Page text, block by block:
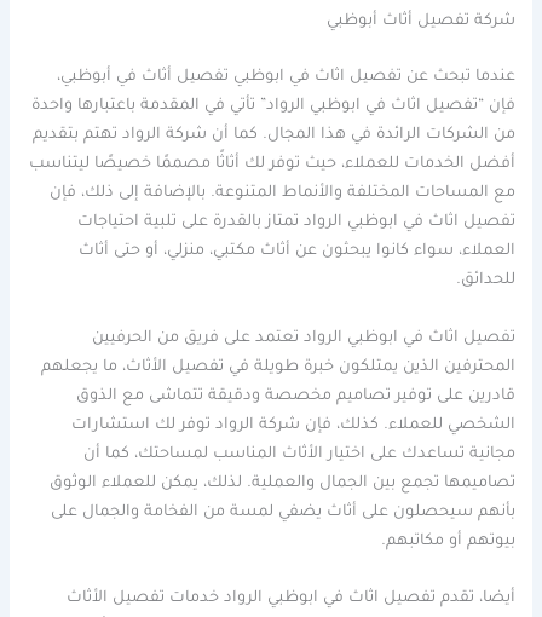
شركة تفصيل أثاث أبوظبي
عندما تبحث عن تفصيل اثاث في ابوظبي تفصيل أثاث في أبوظبي،
فإن “تفصيل اثاث في ابوظبي الرواد” تأتي في المقدمة باعتبارها واحدة
من الشركات الرائدة في هذا المجال. كما أن شركة الرواد تهتم بتقديم
أفضل الخدمات للعملاء، حيث توفر لك أثاثًا مصممًا خصيصًا ليتناسب
مع المساحات المختلفة والأنماط المتنوعة. بالإضافة إلى ذلك، فإن
تفصيل اثاث في ابوظبي الرواد تمتاز بالقدرة على تلبية احتياجات
العملاء، سواء كانوا يبحثون عن أثاث مكتبي، منزلي، أو حتى أثاث
للحدائق.
تفصيل اثاث في ابوظبي الرواد تعتمد على فريق من الحرفيين
المحترفين الذين يمتلكون خبرة طويلة في تفصيل الأثاث، ما يجعلهم
قادرين على توفير تصاميم مخصصة ودقيقة تتماشى مع الذوق
الشخصي للعملاء. كذلك، فإن شركة الرواد توفر لك استشارات
مجانية تساعدك على اختيار الأثاث المناسب لمساحتك، كما أن
تصاميمها تجمع بين الجمال والعملية. لذلك، يمكن للعملاء الوثوق
بأنهم سيحصلون على أثاث يضفي لمسة من الفخامة والجمال على
بيوتهم أو مكاتبهم.
أيضا، تقدم تفصيل اثاث في ابوظبي الرواد خدمات تفصيل الأثاث